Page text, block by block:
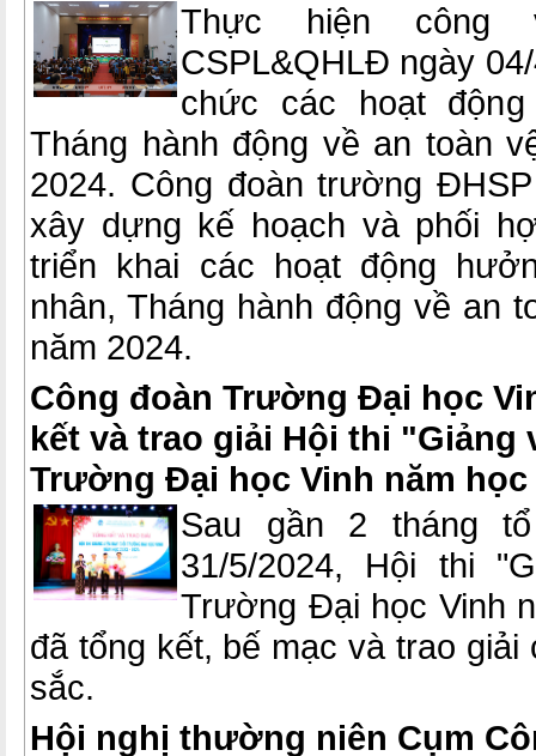
Thực hiện công
CSPL&QHLĐ ngày
chức các hoạt
Tháng hành động về an toàn
2024. Công đoàn trường
xây dựng kế hoạch và phối
triển khai các hoạt động
nhân, Tháng hành động về an
năm 2024.
Công đoàn Trường Đại học
kết và trao giải Hội thi "Giảng
Trường Đại học Vinh năm học
Sau gần 2 tháng
31/5/2024, Hội thi
Trường Đại học Vinh
đã tổng kết, bế mạc và trao
sắc.
Hội nghị thường niên Cụm